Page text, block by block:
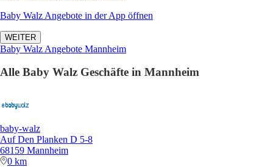
Baby Walz Angebote in der App öffnen
WEITER
Baby Walz Angebote Mannheim
Alle Baby Walz Geschäfte in Mannheim
baby-walz
Auf Den Planken D 5-8
68159 Mannheim
0 km